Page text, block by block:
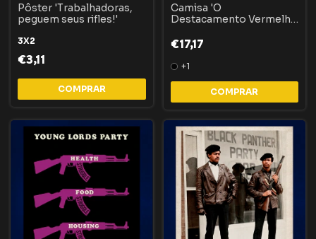
Pôster 'Trabalhadoras,
peguem seus rifles!'
3X2
€3,11
COMPRAR
Camisa 'O
Destacamento Vermelho
€17,17
+1
COMPRAR